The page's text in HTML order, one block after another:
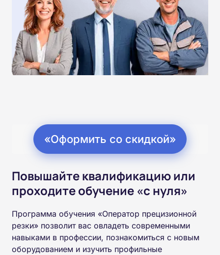
«Оформить со скидкой»
Повышайте квалификацию или
проходите обучение «с нуля»
Программа обучения «Оператор прецизионной
резки» позволит вас овладеть современными
навыками в профессии, познакомиться с новым
оборудованием и изучить профильные